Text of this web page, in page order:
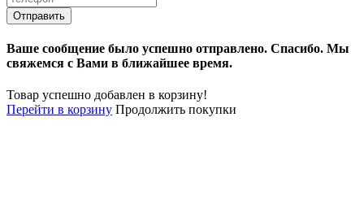
Ваше сообщение было успешно отправлено. Спасибо. Mы
свяжемся с Вами в ближайшее время.
Товар успешно добавлен в корзину!
Перейти в корзину Продолжить покупки